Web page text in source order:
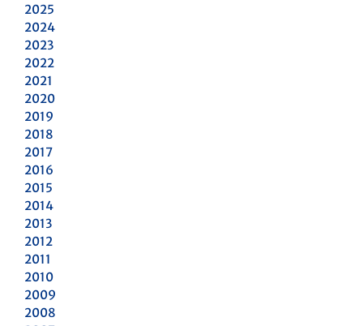
2025
2024
2023
2022
2021
2020
2019
2018
2017
2016
2015
2014
2013
2012
2011
2010
2009
2008